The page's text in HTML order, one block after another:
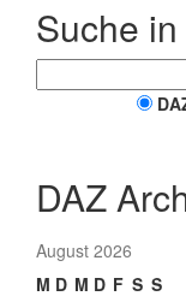
Suche
DAZ
August 2026
M D M D F S S